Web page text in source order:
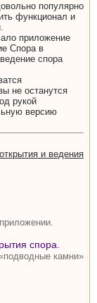
популярно
функционал и
приложение
Спора в
спора
не останутся
рукой
версию
открытия и ведения
спора.
камни»